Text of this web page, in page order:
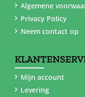
Algemene
Privacy Policy
Neem contact op
Mijn account
Levering